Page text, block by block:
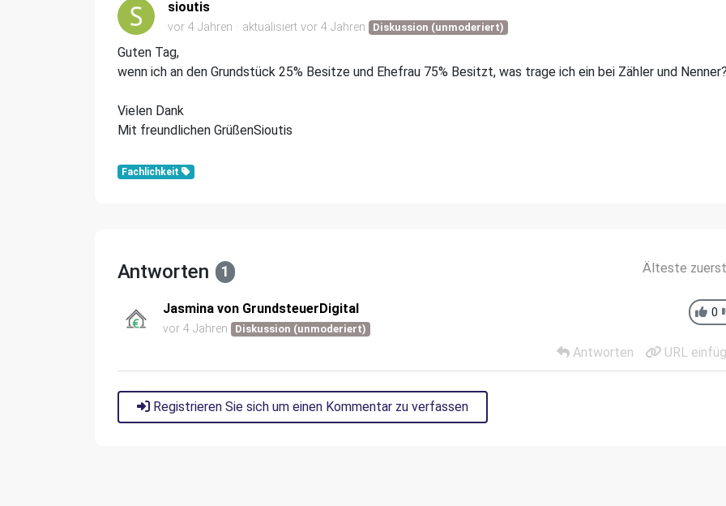
sioutis
vor 4 Jahren aktualisiert vor 4 Jahren Diskussion (unmoderiert)
Guten Tag,
wenn ich an den Grundstück 25% Besitze und Ehefrau 75% Besitzt, was trage ich ein bei Zähler und Nenner?
Vielen Dank
Mit freundlichen GrüßenSioutis
Fachlichkeit
Antworten 1 Älteste zuerst
0
Jasmina von GrundsteuerDigital
vor 4 Jahren Diskussion (unmoderiert)
Antworten URL
Registrieren Sie sich um einen Kommentar zu verfassen